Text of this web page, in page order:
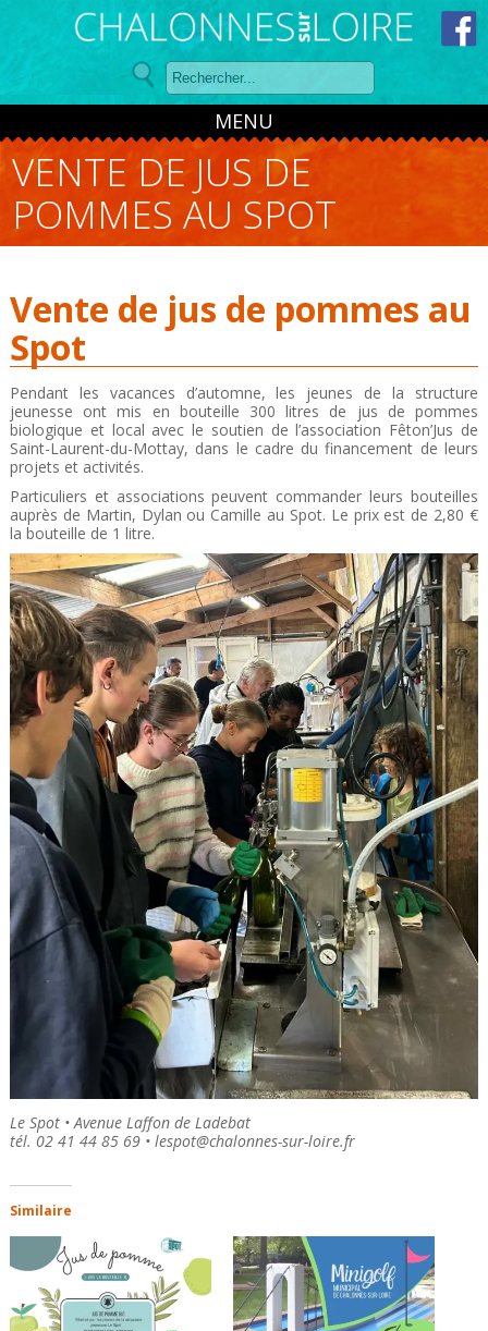
Panneau de gestion des cookies
MENU
VENTE DE JUS DE
POMMES AU SPOT
Vente de jus de pommes au
Spot
Pendant les vacances d’automne, les jeunes de la structure
jeunesse ont mis en bouteille 300 litres de jus de pommes
biologique et local avec le soutien de l’association Fêton’Jus de
Saint-Laurent-du-Mottay, dans le cadre du financement de leurs
projets et activités.
Particuliers et associations peuvent commander leurs bouteilles
auprès de Martin, Dylan ou Camille au Spot. Le prix est de 2,80 €
la bouteille de 1 litre.
Le Spot • Avenue Laffon de Ladebat
tél. 02 41 44 85 69 • lespot@chalonnes-sur-loire.fr
Similaire